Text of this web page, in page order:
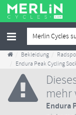
Bekleidung
Endura Peak Cycling
mehr
Endura